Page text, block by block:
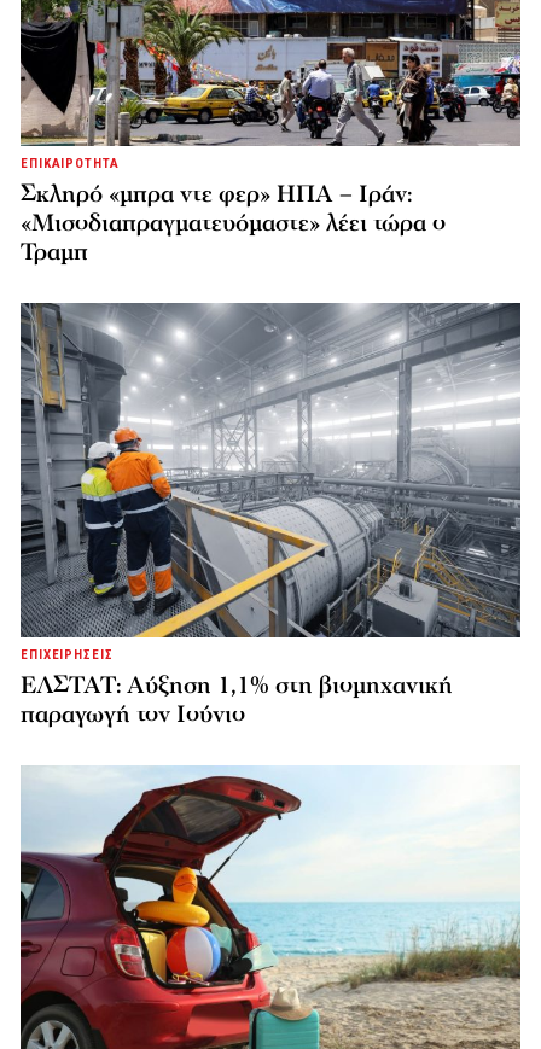
ΕΠΙΚΑΙΡΟΤΗΤΑ
Σκληρό «μπρα ντε φερ» ΗΠΑ – Ιράν:
«Μισοδιαπραγματευόμαστε» λέει τώρα ο
Τραμπ
ΕΠΙΧΕΙΡΗΣΕΙΣ
ΕΛΣΤΑΤ: Αύξηση 1,1% στη βιομηχανική
παραγωγή τον Ιούνιο